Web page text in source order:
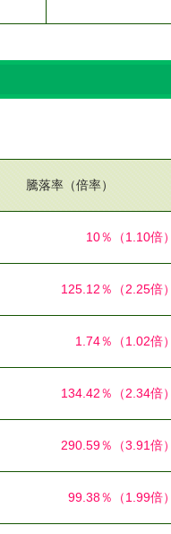
騰落率（倍率）
10％ （1.10倍）
125.12％ （2.25倍）
1.74％ （1.02倍）
134.42％ （2.34倍）
290.59％ （3.91倍）
99.38％ （1.99倍）